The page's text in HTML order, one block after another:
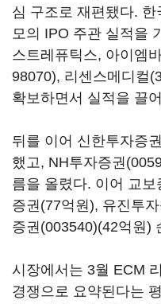
심 구조로 재편됐다.
모의 IPO 주관 실적을
스트레퓨틱스, 아이엠
98070), 리센스메디컬
확보하면서 실적을 끌
뒤를 이어 신한투자증
했고, NH투자증권
름을 올렸다. 이어 교보
증권(77억원), 유진투
증권(003540)(42억원)
시장에서는 3월 ECM
경쟁으로 요약된다는